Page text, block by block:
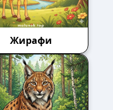
Жирафи